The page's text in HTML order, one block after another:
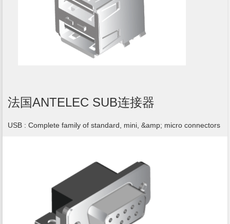
法国ANTELEC SUB连接器
USB : Complete family of standard, mini, &amp; micro connectors